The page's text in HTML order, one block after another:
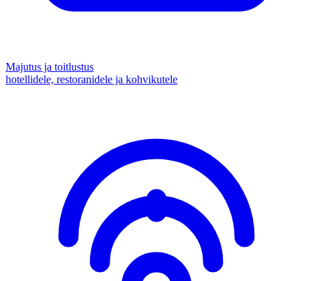
Majutus ja toitlustus
hotellidele, restoranidele ja kohvikutele